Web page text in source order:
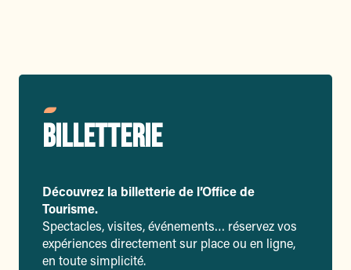
BILLETTERIE
Découvrez la billetterie de l’Office de
Tourisme.
Spectacles, visites, événements… réservez vos
expériences directement sur place ou en ligne,
en toute simplicité.